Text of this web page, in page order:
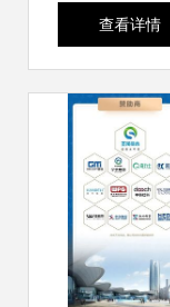
乡供水安全
查看详情